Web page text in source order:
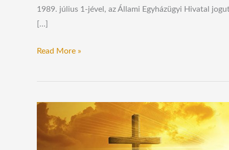
1989. július 1-jével, az Állami Egyházügyi Hivatal
[…]
Read More »
vallásszabadság
világnapját